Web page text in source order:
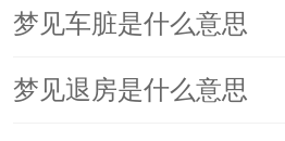
梦见车脏是什么意思
梦见退房是什么意思